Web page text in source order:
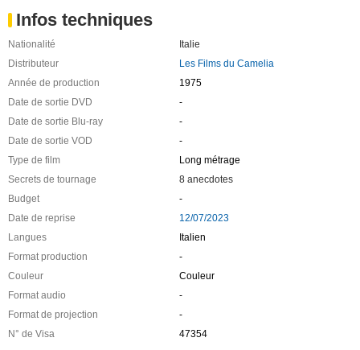
Infos techniques
Nationalité
Italie
Distributeur
Les Films du Camelia
Année de production
1975
Date de sortie DVD
-
Date de sortie Blu-ray
-
Date de sortie VOD
-
Type de film
Long métrage
Secrets de tournage
8 anecdotes
Budget
-
Date de reprise
12/07/2023
Langues
Italien
Format production
-
Couleur
Couleur
Format audio
-
Format de projection
-
N° de Visa
47354